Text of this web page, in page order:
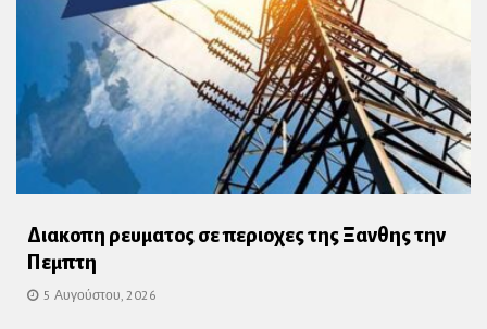
Διακοπη ρευματος σε περιοχες της Ξανθης την
Πεμπτη
5 Αυγούστου, 2026